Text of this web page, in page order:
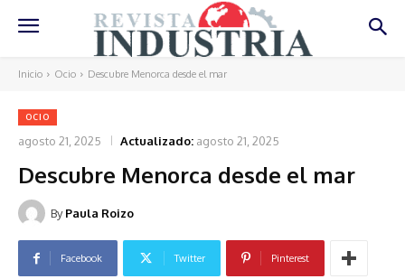
Inicio Ocio Descubre Menorca desde el mar
OCIO
agosto 21, 2025 Actualizado: agosto 21, 2025
Descubre Menorca desde el mar
By Paula Roizo
Facebook Twitter Pinterest